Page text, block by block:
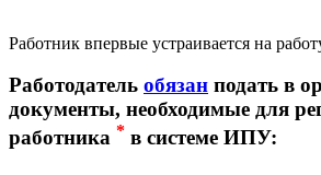
Работник впервые устраивается на
Работодатель обязан подать в
документы, необходимые для
работника * в системе ИПУ: